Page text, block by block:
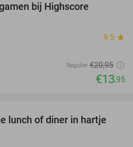
bij Highscore
9.5 star
Regulier €20,95
€13,95
49%
lunch of diner in hartje